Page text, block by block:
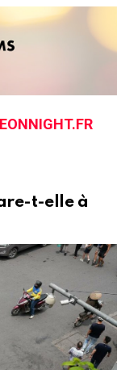
t-elle à